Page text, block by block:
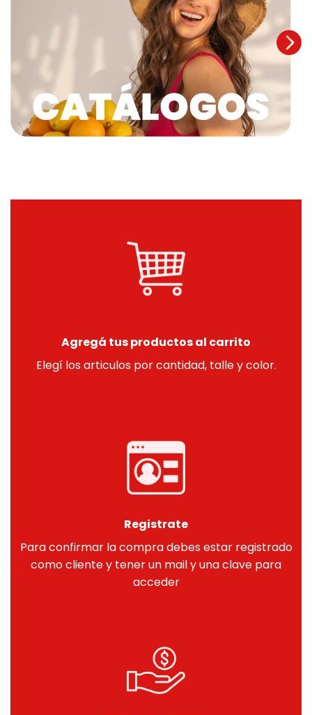
Agregá tus productos al carrito
Elegí los articulos por cantidad, talle y color.
Registrate
Para confirmar la compra debes estar registrado
como cliente y tener un mail y una clave para
acceder